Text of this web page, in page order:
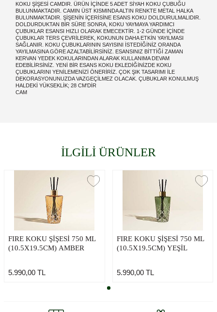
KOKU ŞİŞESİ CAMDIR. ÜRÜN İÇİNDE 5 ADET SİYAH KOKU ÇUBUĞU
BULUNMAKTADIR. CAMIN ÜST KISMINDA ALTIN RENKTE METAL HALKA
BULUNMAKTADIR. ŞİŞENİN İÇERİSİNE ESANS KOKU DOLDURULMALIDIR.
DOLDURDUKTAN BİR SÜRE SONRA, KOKU YAYMAYA YARDIMCI
ÇUBUKLAR ESANSI HIZLI OLARAK EMECEKTİR. 1-2 GÜNDE İÇİNDE
ÇUBUKLAR TERS ÇEVRİLEREK, KOKUNUN DAHA ETKİN YAYILMASI
SAĞLANIR. KOKU ÇUBUKLARININ SAYISINI İSTEDİĞİNİZ ORANDA
YAYILMASINA GÖRE AZALTABİLİRSİNİZ. ESANSINIZ BİTTİĞİ ZAMAN
KERVAN YEDEK KOKULARINDAN ALARAK KULLANIMA DEVAM
EDEBİLİRSİNİZ. YENİ BİR ESANS KOKU EKLEDİĞİNİZDE KOKU
ÇUBUKLARINI YENİLEMENİZİ ÖNERİRİZ. ÇOK ŞIK TASARIMI İLE
DEKORASYONUNUZDA VAZGEÇİLMEZ OLACAK. ÇUBUKLAR KONULMUŞ
HALDEKİ YÜKSEKLİK; 28 CM'DİR
CAM
İLGİLİ ÜRÜNLER
FIRE KOKU ŞİŞESİ 750 ML
(10.5X19.5CM) AMBER
5.990,00 TL
FIRE KOKU ŞİŞESİ 750 ML
(10.5X19.5CM) YEŞİL
5.990,00TL